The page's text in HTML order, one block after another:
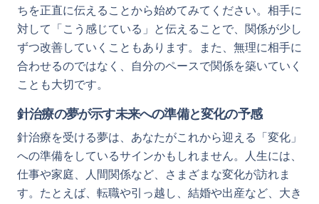
ちを正直に伝えることから始めてみてください。相手に
対して「こう感じている」と伝えることで、関係が少し
ずつ改善していくこともあります。また、無理に相手に
合わせるのではなく、自分のペースで関係を築いていく
ことも大切です。
針治療の夢が示す未来への準備と変化の予感
針治療を受ける夢は、あなたがこれから迎える「変化」
への準備をしているサインかもしれません。人生には、
仕事や家庭、人間関係など、さまざまな変化が訪れま
す。たとえば、転職や引っ越し、結婚や出産など、大き